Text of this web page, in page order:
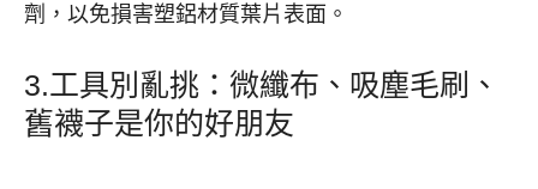
劑，以免損害塑鋁材質葉片表面。
3.工具別亂挑：微纖布、吸塵毛刷、
舊襪子是你的好朋友